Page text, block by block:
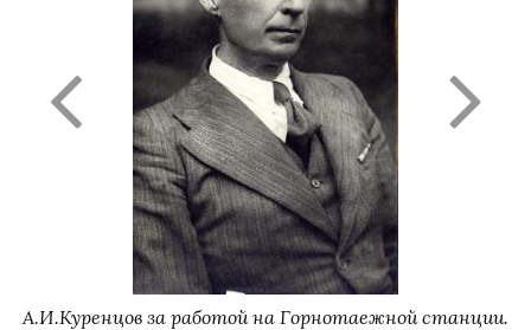
А.И.Куренцов за работой на Горнотаежной станции.